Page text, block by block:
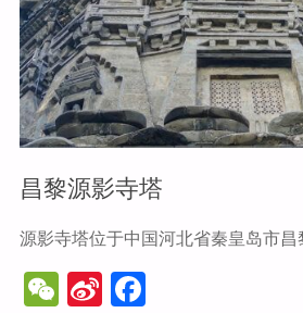
府"
昌黎源影寺塔
源影寺塔位于中国河北省秦皇岛市昌
W
Si